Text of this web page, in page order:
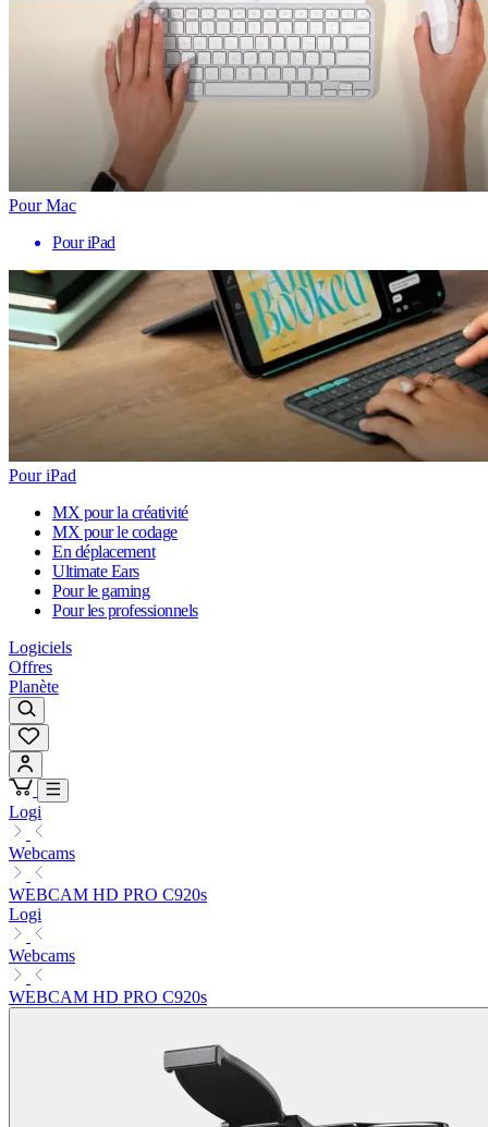
Pour Mac
Pour iPad
Pour iPad
MX pour la créativité
MX pour le codage
En déplacement
Ultimate Ears
Pour le gaming
Pour les professionnels
Logiciels
Offres
Planète
Logi
Webcams
WEBCAM HD PRO C920s
Logi
Webcams
WEBCAM HD PRO C920s